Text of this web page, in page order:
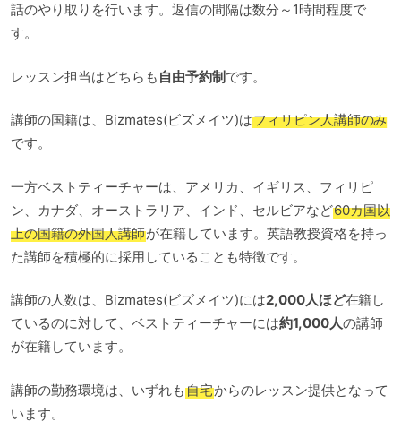
話のやり取りを行います。返信の間隔は数分～1時間程度で
す。
レッスン担当はどちらも 自由予約制です。
講師の国籍は、Bizmates(ビズメイツ)はフィリピン人講師のみ
です。
一方ベストティーチャーは、アメリカ、イギリス、フィリピ
ン、カナダ、オーストラリア、インド、セルビアなど60カ国以
上の国籍の外国人講師が在籍しています。英語教授資格を持っ
た講師を積極的に採用していることも特徴です。
講師の人数は、Bizmates(ビズメイツ)には2,000人ほど在籍し
ているのに対して、ベストティーチャーには約1,000人の講師
が在籍しています。
講師の勤務環境は、いずれも自宅からのレッスン提供となって
います。